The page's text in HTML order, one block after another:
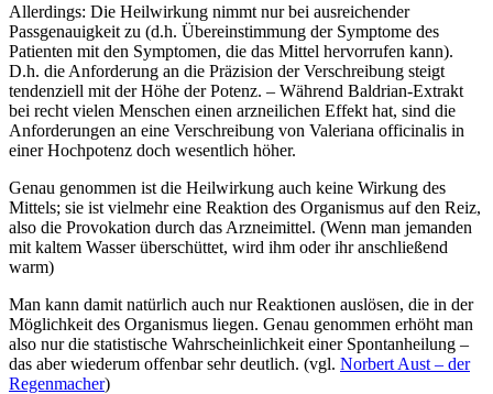
Allerdings: Die Heilwirkung nimmt nur bei ausreichender
Passgenauigkeit zu (d.h. Übereinstimmung der Symptome des
Patienten mit den Symptomen, die das Mittel hervorrufen kann).
D.h. die Anforderung an die Präzision der Verschreibung steigt
tendenziell mit der Höhe der Potenz. – Während Baldrian-Extrakt
bei recht vielen Menschen einen arzneilichen Effekt hat, sind die
Anforderungen an eine Verschreibung von Valeriana officinalis in
einer Hochpotenz doch wesentlich höher.
Genau genommen ist die Heilwirkung auch keine Wirkung des
Mittels; sie ist vielmehr eine Reaktion des Organismus auf den Reiz,
also die Provokation durch das Arzneimittel. (Wenn man jemanden
mit kaltem Wasser überschüttet, wird ihm oder ihr anschließend
warm)
Man kann damit natürlich auch nur Reaktionen auslösen, die in der
Möglichkeit des Organismus liegen. Genau genommen erhöht man
also nur die statistische Wahrscheinlichkeit einer Spontanheilung –
das aber wiederum offenbar sehr deutlich. (vgl. Norbert Aust – der
Regenmacher)